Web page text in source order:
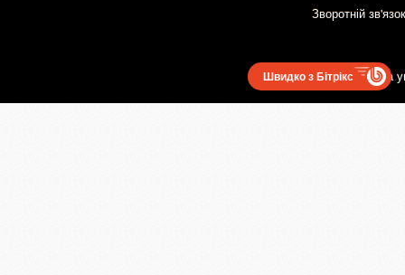
Зворотній зв'язок
Користувацька
Швидко з Бітрікс